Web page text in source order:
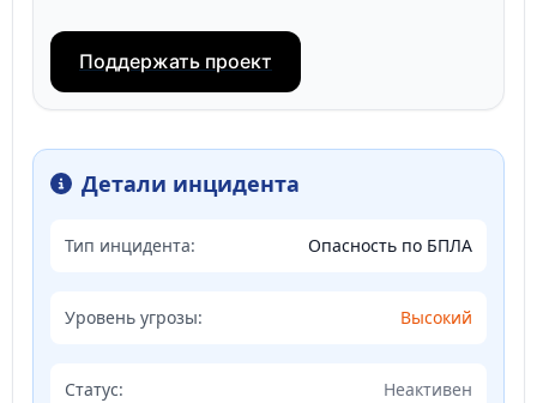
Поддержать проект
Детали инцидента
Тип инцидента: Опасность по БПЛА
Уровень угрозы: Высокий
Статус: Неактивен